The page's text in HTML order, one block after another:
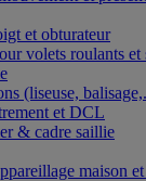
et obturateur
volets roulants et
(liseuse,
et DCL
& cadre saillie
maison